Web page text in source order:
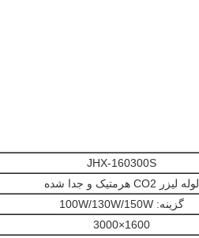
JHX-160300S
لوله لیزر CO2 هرمتیک و جدا شده
گزینه: 100W/130W/150W
1600×3000